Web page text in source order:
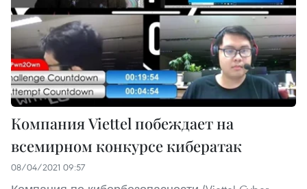
Компания Viettel побеждает на
всемирном конкурсе кибератак
08/04/2021 09:57